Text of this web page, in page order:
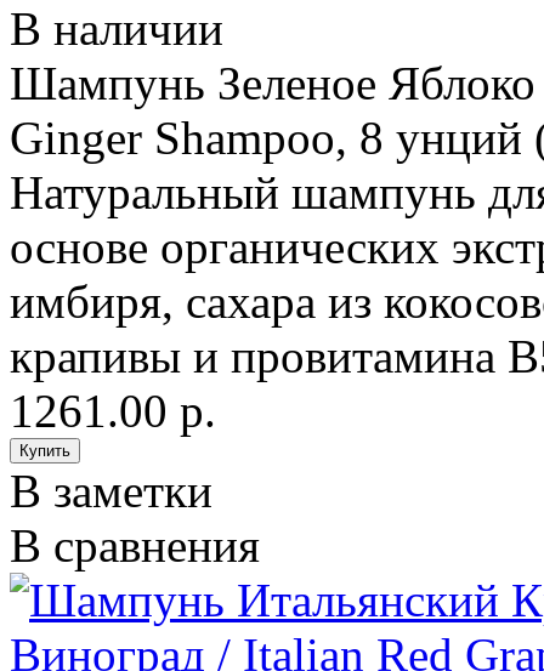
В наличии
Шампунь Зеленое
Ginger Shampoo, 8 унций
Натуральный шампунь
основе органических
имбиря, сахара из
крапивы и
1261.00 р.
В заметки
В сравнения